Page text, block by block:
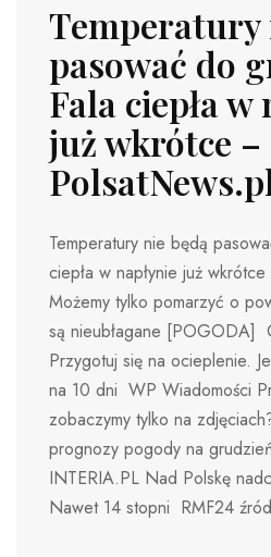
Temperatury
pasować do
Fala ciepła w
już wkrótce –
Temperatury nie będą
ciepła w napłynie już
Możemy tylko pomarzyć o
są nieubłagane [POGODA]
Przygotuj się na ocieplenie.
na 10 dni WP Wiadomości
zobaczymy tylko na
prognozy pogody na
INTERIA.PL Nad Polskę
Nawet 14 stopni RMF24